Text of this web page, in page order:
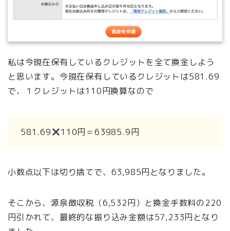
私は今現在保有しているクレジットを全て換金しよう
と思います。今現在保有しているクレジットは581.69
で、１クレジットは110円換算なので
581.69 110円＝63985.9円
小数点以下は切り捨てで、63,985円となりました。
そこから、源泉徴収税（6,532円）と換金手数料の220
円引かれて、最終的な振り込み金額は57,233円となり